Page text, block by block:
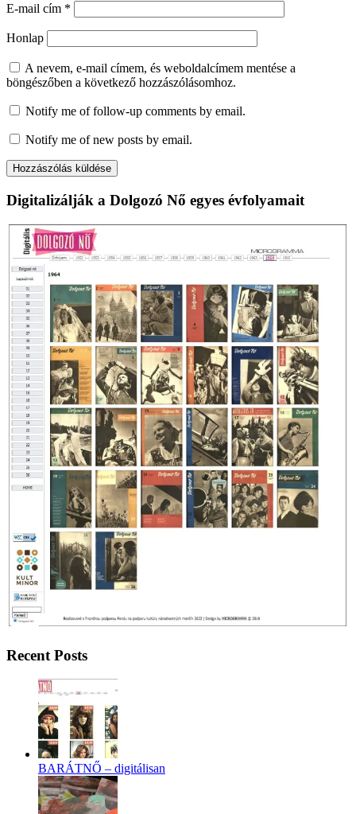
E-mail cím *
Honlap
A nevem, e-mail címem, és weboldalcímem mentése a
böngészőben a következő hozzászólásomhoz.
Notify me of follow-up comments by email.
Notify me of new posts by email.
Digitalizálják a Dolgozó Nő egyes évfolyamait
Recent Posts
BARÁTNŐ – digitálisan